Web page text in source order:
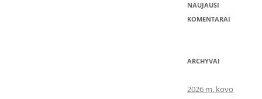
NAUJAUSI
KOMENTARAI
ARCHYVAI
2026 m. kovo